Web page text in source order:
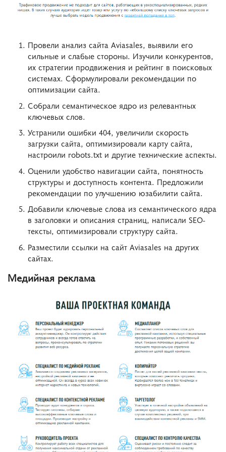
Провели анализ сайта Aviasales, выявили его
сильные и слабые стороны. Изучили конкурентов,
их стратегии продвижения и рейтинг в поисковых
системах. Сформулировали рекомендации по
оптимизации сайта.
Собрали семантическое ядро из релевантных
ключевых слов.
Устранили ошибки 404, увеличили скорость
загрузки сайта, оптимизировали карту сайта,
настроили robots.txt и другие технические аспекты.
Оценили удобство навигации сайта, понятность
структуры и доступность контента. Предложили
рекомендации по улучшению юзабилити сайта.
Добавили ключевые слова из семантического ядра
в заголовки и описания страниц, написали SEO-
тексты, оптимизировали структуру сайта.
Разместили ссылки на сайт Aviasales на других
сайтах.
Медийная реклама